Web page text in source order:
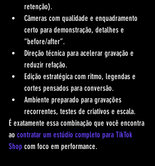
retenção).
Câmeras com qualidade e enquadramento
certo para demonstração, detalhes e
“before/after”.
Direção técnica para acelerar gravação e
reduzir refação.
Edição estratégica com ritmo, legendas e
cortes pensados para conversão.
Ambiente preparado para gravações
recorrentes, testes de criativos e escala.
É exatamente essa combinação que você encontra
ao contratar um estúdio completo para TikTok
Shop com foco em performance.